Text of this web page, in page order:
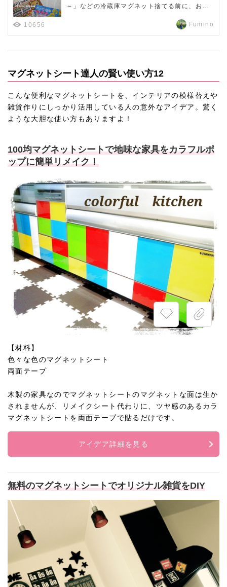
～」などの冷蔵庫マグネット捨てる前に、お好
10656 Fumino
マグネットシート達人の賢い使い方12
こんな便利なマグネットシートを、インテリアの模様替えや
雑貨作りにしっかり活用している人の意外なアイデア。驚く
ような大胆な使い方もありますよ！
100均マグネットシートで地味な家具をカラフルポ
ップに簡単リメイク！
【材料】
色々な色のマグネットシート
両面テープ
木製の家具なのでマグネットシートのマグネットな面は生か
されませんが、リメイクシート代わりに、ツヤ感のあるカラ
マグネットシートを両面テープで貼るだけです。
アイデア詳細を見る
無料のマグネットシートでオリジナル雑貨をDIY